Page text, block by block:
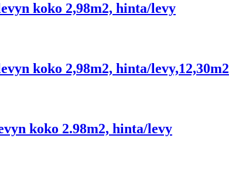
koko 2,98m2, hinta/levy
koko 2,98m2, hinta/levy,12,30m2
koko 2.98m2, hinta/levy